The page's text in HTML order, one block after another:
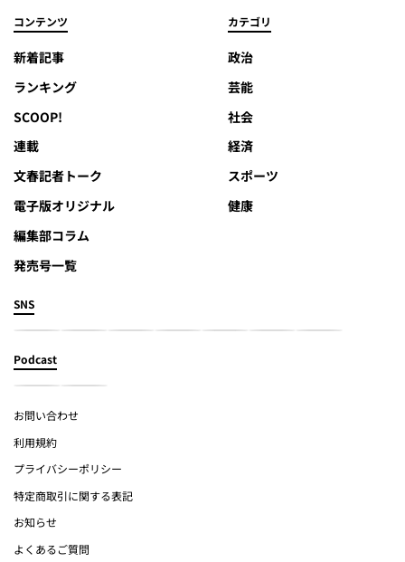
コンテンツ
新着記事
ランキング
SCOOP!
連載
文春記者トーク
電子版オリジナル
編集部コラム
発売号一覧
カテゴリ
政治
芸能
社会
経済
スポーツ
健康
SNS
Podcast
お問い合わせ
利用規約
プライバシーポリシー
特定商取引に関する表記
お知らせ
よくあるご質問